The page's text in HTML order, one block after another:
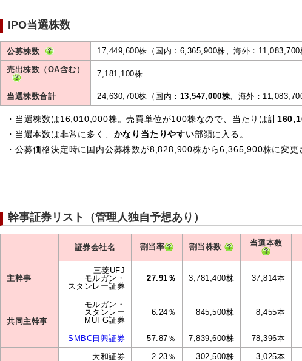
IPO当選株数
公募株数 17,449,600株（国内：6,365,900株、海外：11,083,700
売出株数（OA含む） 7,181,100株
当選株数合計 24,630,700株（国内： 13,547,000株、海外：
・当選株数は16,010,000株。売買単位が100株なので、当たりは計
・当選本数は非常に多く、 かなり当たりやすい部類に入る。
・公募価格決定時に国内公募株数が8,828,900株から6,365,900株に変更
幹事証券リスト（管理人独自予想あり）
証券会社名 割当率 割当株数 当選本数
主幹事
三菱UFJ
モルガン・
スタンレー証券
27.91％ 3,781,400株 37,814本
共同主幹事
モルガン・
スタンレー
MUFG証券
6.24％ 845,500株 8,455本
SMBC日興証券 57.87％ 7,839,600株 78,396本
大和証券
2.23％ 302,500株 3,025本